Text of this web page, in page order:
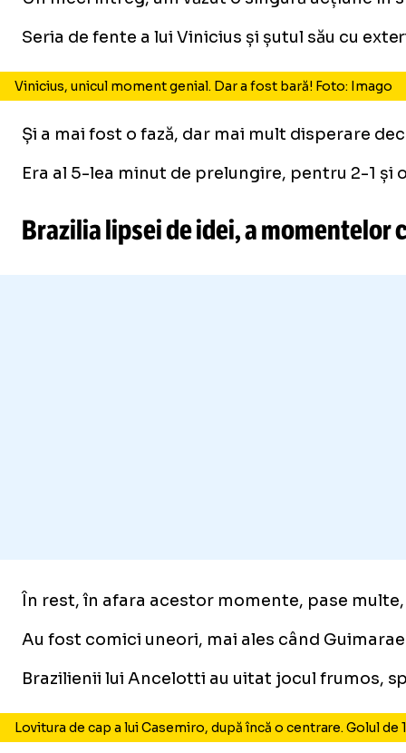
Seria de fente a lui Vinicius și șutul său cu
Vinicius, unicul moment genial. Dar a fost bară! Foto: Imago
Și a mai fost o fază, dar mai mult disperare
Era al 5-lea minut de prelungire, pentru 2-1 și
Brazilia lipsei de idei, a momentelor
În rest, în afara acestor momente, pase
Au fost comici uneori, mai ales când
Brazilienii lui Ancelotti au uitat jocul frumos,
Lovitura de cap a lui Casemiro, după încă o centrare. Golul de